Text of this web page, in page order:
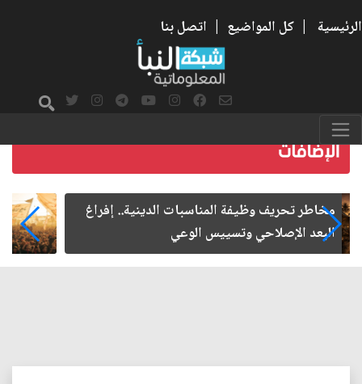
الرئيسية | كل المواضيع | اتصل بنا
زيارة الأربعين.. من الفاعلية المجتمعية إلى المواطنة
الفاعلة